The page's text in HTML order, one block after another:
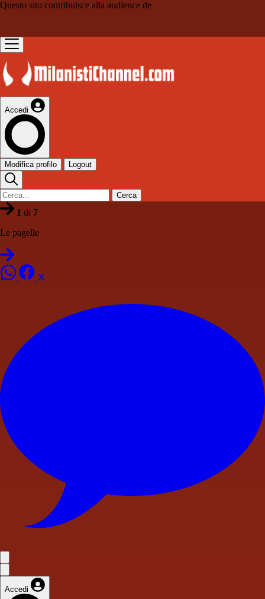
Questo sito contribuisce alla audience de
Accedi
Modifica profilo Logout
Cerca
1 di 7
Le pagelle
Accedi